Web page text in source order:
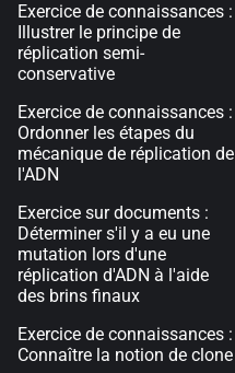
Exercice de connaissances :
Illustrer le principe de
réplication semi-
conservative
Exercice de connaissances :
Ordonner les étapes du
mécanique de réplication de
l'ADN
Exercice sur documents :
Déterminer s'il y a eu une
mutation lors d'une
réplication d'ADN à l'aide
des brins finaux
Exercice de connaissances :
Connaître la notion de clone